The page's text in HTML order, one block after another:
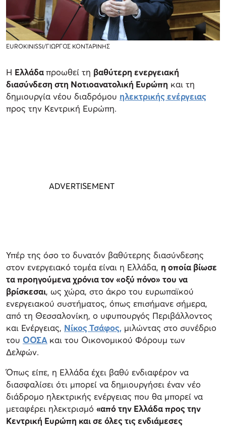
EUROKINISSI/ΓΙΩΡΓΟΣ ΚΟΝΤΑΡΙΝΗΣ
Η Ελλάδαπροωθεί τη βαθύτερη ενεργειακή
διασύνδεση στη Νοτιοανατολική Ευρώπη και τη
δημιουργία νέου διαδρόμου ηλεκτρικής ενέργειας
προς την Κεντρική Ευρώπη.
Υπέρ της όσο το δυνατόν βαθύτερης διασύνδεσης
στον ενεργειακό τομέα είναι η Ελλάδα, η οποία βίωσε
τα προηγούμενα χρόνια τον «οξύ πόνο» του να
βρίσκεσαι, ως χώρα, στο άκρο του ευρωπαϊκού
ενεργειακού συστήματος, όπως επισήμανε σήμερα,
από τη Θεσσαλονίκη, ο υφυπουργός Περιβάλλοντος
και Ενέργειας, Νίκος Τσάφος, μιλώντας στο συνέδριο
του ΟΟΣΑ και του Οικονομικού Φόρουμ των
Δελφών.
Όπως είπε, η Ελλάδα έχει βαθύ ενδιαφέρον να
διασφαλίσει ότι μπορεί να δημιουργήσει έναν νέο
διάδρομο ηλεκτρικής ενέργειας που θα μπορεί να
μεταφέρει ηλεκτρισμό «από την Ελλάδα προς την
Κεντρική Ευρώπη και σε όλες τις ενδιάμεσες